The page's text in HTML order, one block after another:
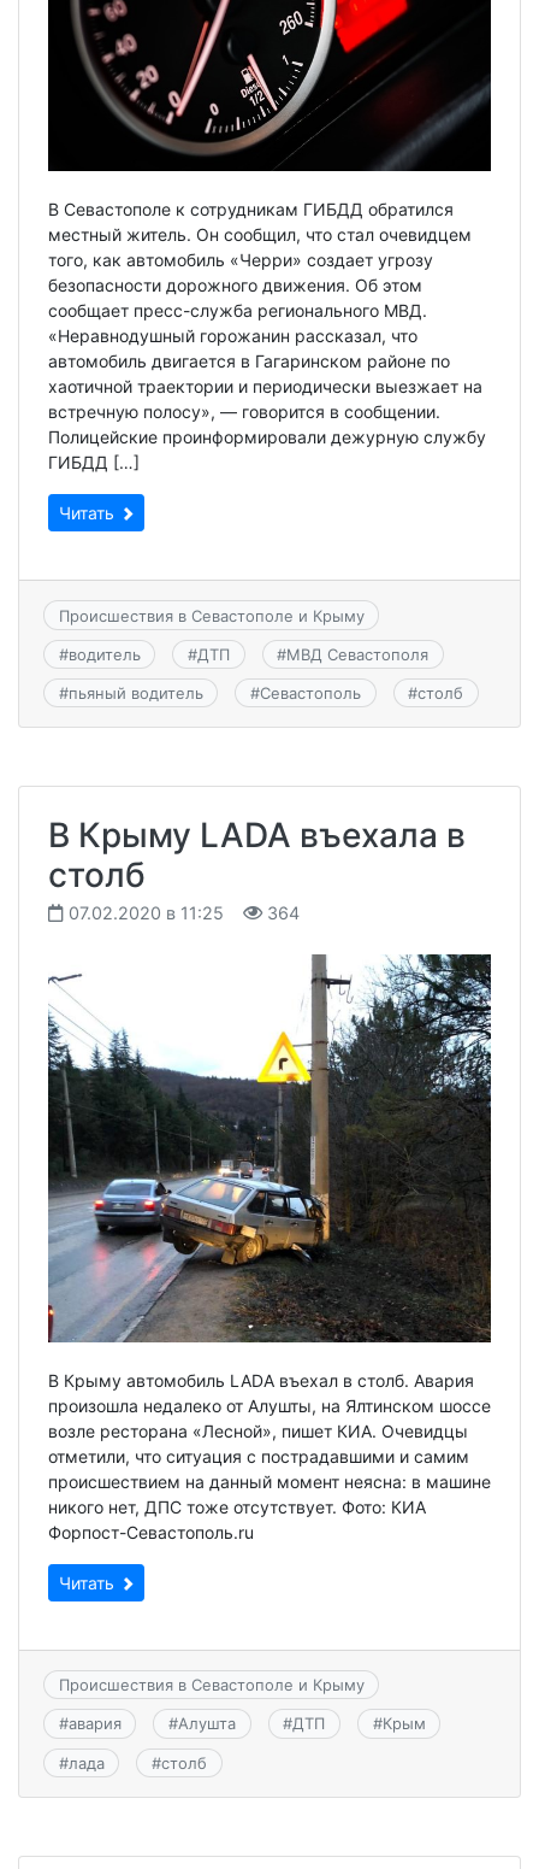
В Севастополе к сотрудникам ГИБДД обратился
местный житель. Он сообщил, что стал очевидцем
того, как автомобиль «Черри» создает угрозу
безопасности дорожного движения. Об этом
сообщает пресс-служба регионального МВД.
«Неравнодушный горожанин рассказал, что
автомобиль двигается в Гагаринском районе по
хаотичной траектории и периодически выезжает на
встречную полосу», — говорится в сообщении.
Полицейские проинформировали дежурную службу
ГИБДД […]
Читать
Происшествия в Севастополе и Крыму
#водитель #ДТП #МВД Севастополя
#пьяный водитель #Севастополь #столб
В Крыму LADA въехала в
столб
07.02.2020 в 11:25 364
В Крыму автомобиль LADA въехал в столб. Авария
произошла недалеко от Алушты, на Ялтинском шоссе
возле ресторана «Лесной», пишет КИА. Очевидцы
отметили, что ситуация с пострадавшими и самим
происшествием на данный момент неясна: в машине
никого нет, ДПС тоже отсутствует. Фото: КИА
Форпост-Севастополь.ru
Читать
Происшествия в Севастополе и Крыму
#авария #Алушта #ДТП #Крым
#лада #столб